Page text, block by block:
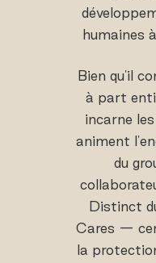
humaines
Bien qu'il
à part
incarne
animent
du
Distinct
Cares —
la